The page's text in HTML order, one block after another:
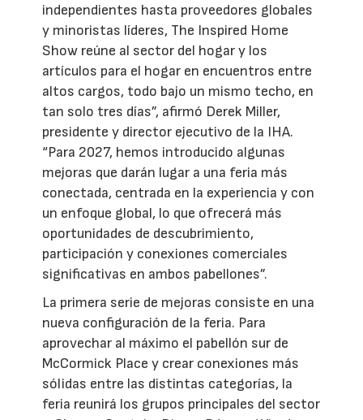
independientes hasta proveedores globales
y minoristas líderes, The Inspired Home
Show reúne al sector del hogar y los
artículos para el hogar en encuentros entre
altos cargos, todo bajo un mismo techo, en
tan solo tres días”, afirmó Derek Miller,
presidente y director ejecutivo de la IHA.
“Para 2027, hemos introducido algunas
mejoras que darán lugar a una feria más
conectada, centrada en la experiencia y con
un enfoque global, lo que ofrecerá más
oportunidades de descubrimiento,
participación y conexiones comerciales
significativas en ambos pabellones”.
La primera serie de mejoras consiste en una
nueva configuración de la feria. Para
aprovechar al máximo el pabellón sur de
McCormick Place y crear conexiones más
sólidas entre las distintas categorías, la
feria reunirá los grupos principales del sector